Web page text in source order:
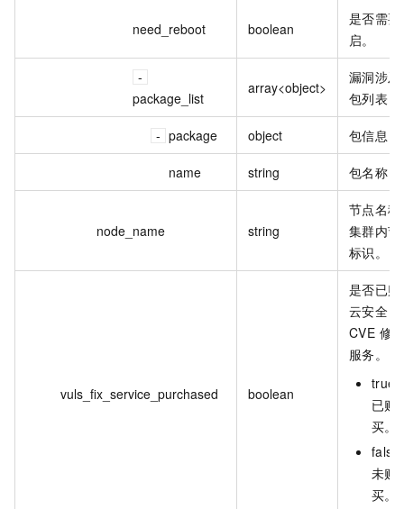
need_reboot boolean
是否需要
启。
package_list
array<object>
漏洞涉及
包列表
package object 包信息
name string 包名称
node_name string
节点名称
集群内节
标识。
vuls_fix_service_purchased boolean
是否已购
云安全
CVE 修
服务。
true
已购
买。
false
未购
买。